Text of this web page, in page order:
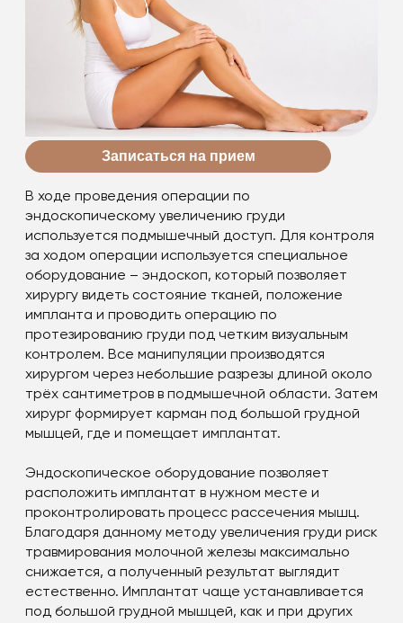
Записаться на прием
В ходе проведения операции по
эндоскопическому увеличению груди
используется подмышечный доступ. Для контроля
за ходом операции используется специальное
оборудование – эндоскоп, который позволяет
хирургу видеть состояние тканей, положение
импланта и проводить операцию по
протезированию груди под четким визуальным
контролем. Все манипуляции производятся
хирургом через небольшие разрезы длиной около
трёх сантиметров в подмышечной области. Затем
хирург формирует карман под большой грудной
мышцей, где и помещает имплантат.
Эндоскопическое оборудование позволяет
расположить имплантат в нужном месте и
проконтролировать процесс рассечения мышц.
Благодаря данному методу увеличения груди риск
травмирования молочной железы максимально
снижается, а полученный результат выглядит
естественно. Имплантат чаще устанавливается
под большой грудной мышцей, как и при других